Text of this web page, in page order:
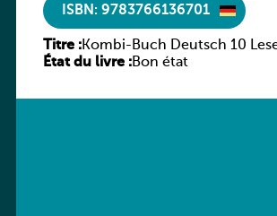
ISBN: 9783766136701
Titre :Kombi-Buch Deutsch 10
Sprachbuch
État du livre :Bon état